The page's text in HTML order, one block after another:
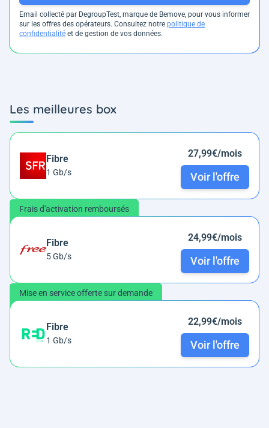
Email collecté par DegroupTest, marque de Bemove, pour vous informer
sur les offres des opérateurs. Consultez notre politique de
confidentialité et de gestion de vos données.
Les meilleures box
Fibre
1 Gb/s
27,99€/mois
Voir l'offre
Frais d'activation remboursés
Fibre
5 Gb/s
24,99€/mois
Voir l'offre
Mise en service offerte sur demande
Fibre
1 Gb/s
22,99€/mois
Voir l'offre